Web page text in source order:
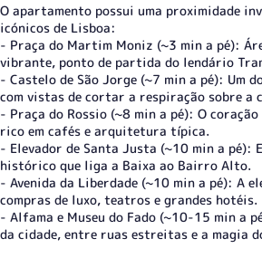
O apartamento possui uma proximidade
icónicos de Lisboa:
- Praça do Martim Moniz (~3 min a pé):
vibrante, ponto de partida do lendário
- Castelo de São Jorge (~7 min a pé): Um
com vistas de cortar a respiração sobre a
- Praça do Rossio (~8 min a pé): O
rico em cafés e arquitetura típica.
- Elevador de Santa Justa (~10 min a pé):
histórico que liga a Baixa ao Bairro Alto.
- Avenida da Liberdade (~10 min a pé): A
compras de luxo, teatros e grandes hotéis.
- Alfama e Museu do Fado (~10-15 min a
da cidade, entre ruas estreitas e a magia